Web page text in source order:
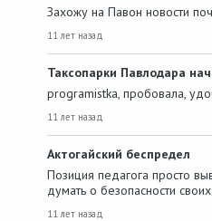
Захожу на Павон новости
11 лет назад
Таксопарки Павлодара
programistka, пробовала,
11 лет назад
Актогайский беспредел
Позиция педагога просто
думать о безопасности
11 лет назад